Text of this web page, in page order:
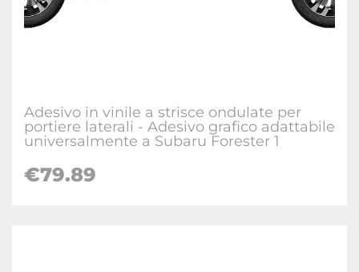
Adesivo in vinile a strisce ondulate per
portiere laterali - Adesivo grafico adattabile
universalmente a Subaru Forester 1
€79.89